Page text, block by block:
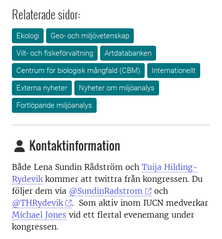
Relaterade sidor:
Ekologi
Geo- och miljövetenskap
Vilt- och fiskeförvaltning
Artdatabanken
Centrum för biologisk mångfald (CBM)
Internationellt
Externa nyheter
Nyheter om miljöanalys
Fortlöpande miljöanalys
Kontaktinformation
Både Lena Sundin Rådström och Tuija Hilding-
Rydevikkommer att twittra från kongressen. Du
följer dem via @SundinRadstrom
och
@THRydevik
. Som aktiv inom IUCN medverkar
Michael Jones vid ett flertal evenemang under
kongressen.